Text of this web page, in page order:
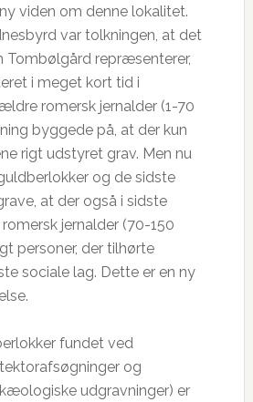
viden om denne lokalitet.
var tolkningen, at det
Tombølgård repræsenterer,
i meget kort tid i
romersk jernalder (1-70
byggede på, at der kun
rigt udstyret grav. Men nu
og de sidste
at der også i sidste
jernalder (70-150
personer, der tilhørte
sociale lag. Dette er en ny
fundet ved
og
udgravninger) er